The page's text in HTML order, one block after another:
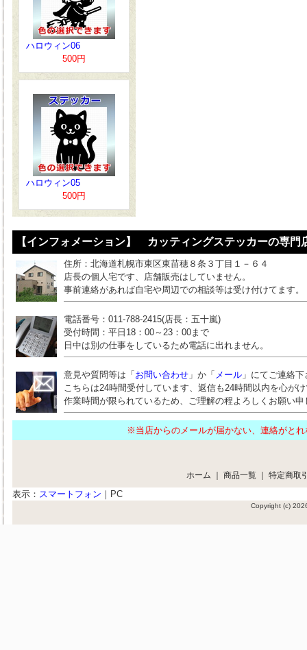
ハロウィン06
500円
ハロウィン05
500円
【インフォメーション】 カッティングステッカーの専門
住所：北海道札幌市東区東苗穂８条３丁目１－６４
店長の個人宅です、店舗販売はしていません。
事前連絡があれば自宅や周辺での相談等は受け付けてます。
電話番号：011-788-2415(店長：五十嵐)
受付時間：平日18：00～23：00まで
日中は別の仕事をしているため電話に出れません。
意見や質問等は「 お問い合わせ 」か「 メール 」にてご連絡
こちらは24時間受付しています、返信も24時間以内を心が
作業時間が限られているため、ご理解の程よろしくお願い申
※当店からのメールが届かない、連絡が
ホーム ｜ 商品一覧 ｜ 特定商取
表示： スマートフォン ｜ PC
Copyright (c)